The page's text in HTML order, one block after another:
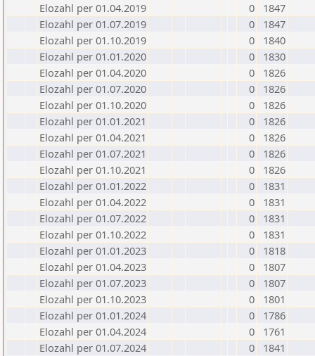
Elozahl per 01.04.2019
0
1847
Elozahl per 01.07.2019
0
1847
Elozahl per 01.10.2019
0
1840
Elozahl per 01.01.2020
0
1830
Elozahl per 01.04.2020
0
1826
Elozahl per 01.07.2020
0
1826
Elozahl per 01.10.2020
0
1826
Elozahl per 01.01.2021
0
1826
Elozahl per 01.04.2021
0
1826
Elozahl per 01.07.2021
0
1826
Elozahl per 01.10.2021
0
1826
Elozahl per 01.01.2022
0
1831
Elozahl per 01.04.2022
0
1831
Elozahl per 01.07.2022
0
1831
Elozahl per 01.10.2022
0
1831
Elozahl per 01.01.2023
0
1818
Elozahl per 01.04.2023
0
1807
Elozahl per 01.07.2023
0
1807
Elozahl per 01.10.2023
0
1801
Elozahl per 01.01.2024
0
1786
Elozahl per 01.04.2024
0
1761
Elozahl per 01.07.2024
0
1841